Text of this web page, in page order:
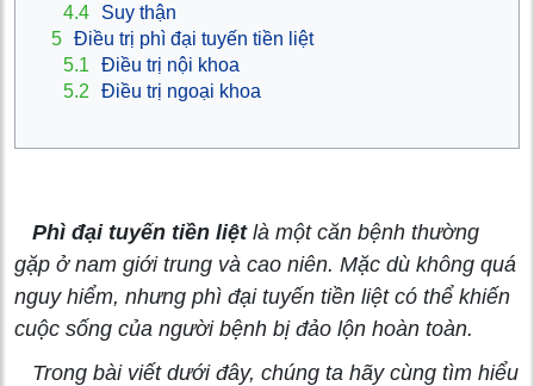
4.4
Suy thận
5 Điều trị phì đại tuyến tiền liệt
5.1
Điều trị nội khoa
5.2
Điều trị ngoại khoa
Phì đại tuyến tiền liệtlà một căn bệnh thường
gặp ở nam giới trung và cao niên. Mặc dù không quá
nguy hiểm, nhưng phì đại tuyến tiền liệt có thể khiến
cuộc sống của người bệnh bị đảo lộn hoàn toàn.
Trong bài viết dưới đây, chúng ta hãy cùng tìm hiểu